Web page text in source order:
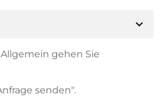
expand_more
gehen Sie
senden".